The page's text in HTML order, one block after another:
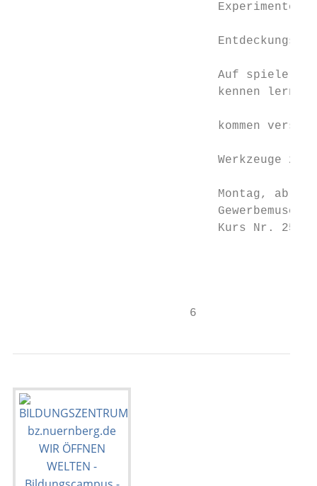
Auf
kennen
kommen
Werkzeuge zum
Montag, ab
Kurs Nr.
                         6